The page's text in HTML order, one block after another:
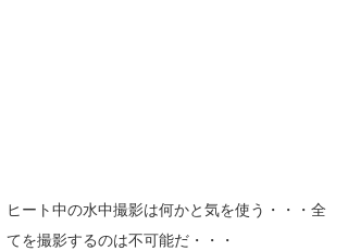
ヒート中の水中撮影は何かと気を使う・・・全
てを撮影するのは不可能だ・・・